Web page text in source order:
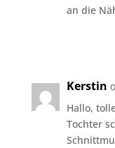
an die
Kerstin
Hallo,
Tochter